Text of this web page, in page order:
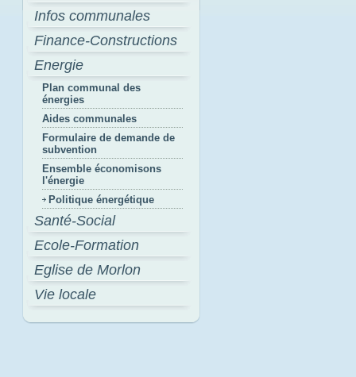
Infos communales
Finance-Constructions
Energie
Plan communal des
énergies
Aides communales
Formulaire de demande de
subvention
Ensemble économisons
l'énergie
Politique énergétique
Santé-Social
Ecole-Formation
Eglise de Morlon
Vie locale